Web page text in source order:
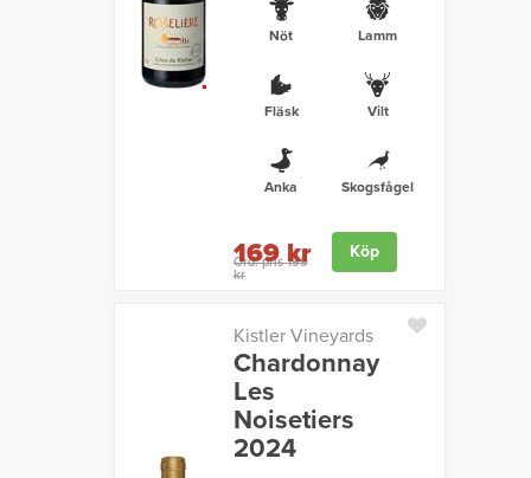
Nöt Lamm
Fläsk Vilt
Anka Skogsfågel
Ord. pris 199
kr
169 kr Köp
Kistler Vineyards
Chardonnay
Les
Noisetiers
2024